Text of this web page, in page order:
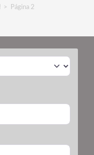
> Página 2